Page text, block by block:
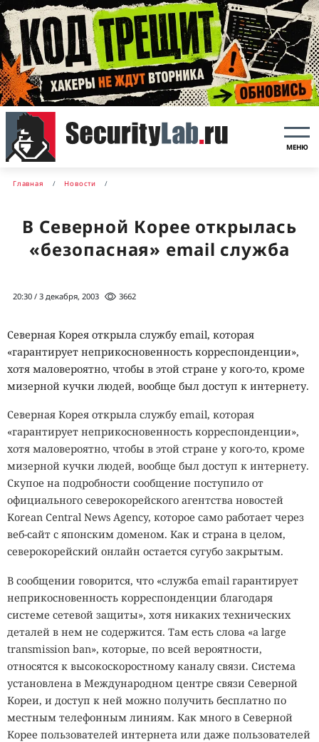
МЕНЮ
Главная Новости
В Северной Корее открылась
«безопасная» email служба
20:30 / 3 декабря, 2003 3662
Северная Корея открыла службу email, которая
«гарантирует неприкосновенность корреспонденции»,
хотя маловероятно, чтобы в этой стране у кого-то, кроме
мизерной кучки людей, вообще был доступ к интернету.
Северная Корея открыла службу email, которая
«гарантирует неприкосновенность корреспонденции»,
хотя маловероятно, чтобы в этой стране у кого-то, кроме
мизерной кучки людей, вообще был доступ к интернету.
Скупое на подробности сообщение поступило от
официального северокорейского агентства новостей
Korean Central News Agency, которое само работает через
веб-сайт с японским доменом. Как и страна в целом,
северокорейский онлайн остается сугубо закрытым.
В сообщении говорится, что «служба email гарантирует
неприкосновенность корреспонденции благодаря
системе сетевой защиты», хотя никаких технических
деталей в нем не содержится. Там есть слова «a large
transmission ban», которые, по всей вероятности,
относятся к высокоскоростному каналу связи. Система
установлена в Международном центре связи Северной
Кореи, и доступ к ней можно получить бесплатно по
местным телефонным линиям. Как много в Северной
Корее пользователей интернета или даже пользователей